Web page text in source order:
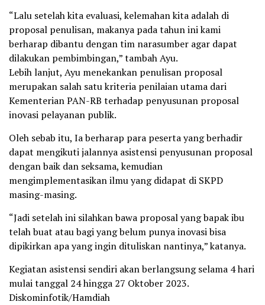
“Lalu setelah kita evaluasi, kelemahan kita adalah di
proposal penulisan, makanya pada tahun ini kami
berharap dibantu dengan tim narasumber agar dapat
dilakukan pembimbingan,” tambah Ayu.
Lebih lanjut, Ayu menekankan penulisan proposal
merupakan salah satu kriteria penilaian utama dari
Kementerian PAN-RB terhadap penyusunan proposal
inovasi pelayanan publik.
Oleh sebab itu, Ia berharap para peserta yang berhadir
dapat mengikuti jalannya asistensi penyusunan proposal
dengan baik dan seksama, kemudian
mengimplementasikan ilmu yang didapat di SKPD
masing-masing.
“Jadi setelah ini silahkan bawa proposal yang bapak ibu
telah buat atau bagi yang belum punya inovasi bisa
dipikirkan apa yang ingin dituliskan nantinya,” katanya.
Kegiatan asistensi sendiri akan berlangsung selama 4 hari
mulai tanggal 24 hingga 27 Oktober 2023.
Diskominfotik/Hamdiah